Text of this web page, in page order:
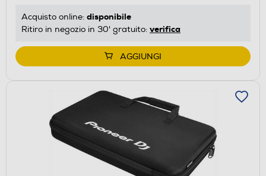
Acquisto online: disponibile
Ritiro in negozio in 30' gratuito: verifica
AGGIUNGI